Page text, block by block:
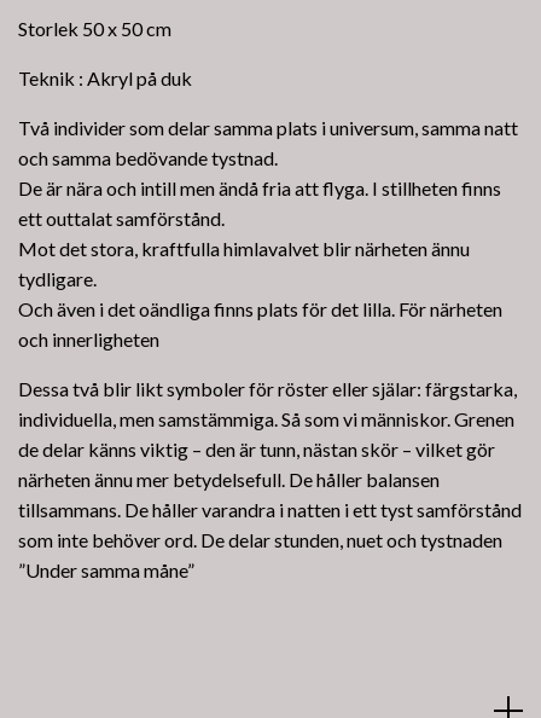
Storlek 50 x 50 cm
Teknik : Akryl på duk
Två individer som delar samma plats i universum, samma natt
och samma bedövande tystnad.
De är nära och intill men ändå fria att flyga. I stillheten finns
ett outtalat samförstånd.
Mot det stora, kraftfulla himlavalvet blir närheten ännu
tydligare.
Och även i det oändliga finns plats för det lilla. För närheten
och innerligheten
Dessa två blir likt symboler för röster eller själar: färgstarka,
individuella, men samstämmiga. Så som vi människor. Grenen
de delar känns viktig – den är tunn, nästan skör – vilket gör
närheten ännu mer betydelsefull. De håller balansen
tillsammans. De håller varandra i natten i ett tyst samförstånd
som inte behöver ord. De delar stunden, nuet och tystnaden
”Under samma måne”